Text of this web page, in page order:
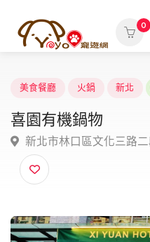
0
美食餐廳 火鍋 新北
喜園有機鍋物
新北市林口區文化三路